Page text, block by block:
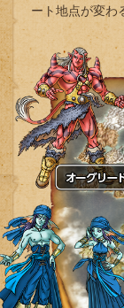
ート地点が変わ